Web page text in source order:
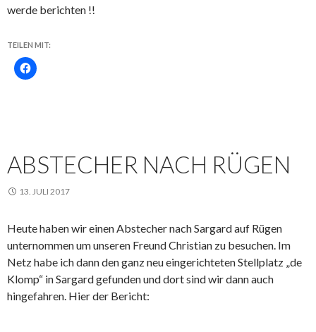
werde berichten !!
TEILEN MIT:
ABSTECHER NACH RÜGEN
13. JULI 2017
Heute haben wir einen Abstecher nach Sargard auf Rügen
unternommen um unseren Freund Christian zu besuchen. Im
Netz habe ich dann den ganz neu eingerichteten Stellplatz „de
Klomp“ in Sargard gefunden und dort sind wir dann auch
hingefahren. Hier der Bericht: